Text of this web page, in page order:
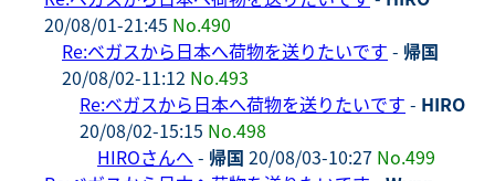
20/08/01-21:45 No.490
Re:ベガスから日本へ荷物を送りたいです - 帰国
20/08/02-11:12 No.493
Re:ベガスから日本へ荷物を送りたいです - HIRO
20/08/02-15:15 No.498
HIROさんへ - 帰国 20/08/03-10:27 No.499